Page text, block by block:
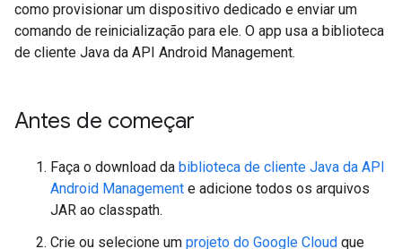
como provisionar um dispositivo dedicado e enviar um
comando de reinicialização para ele. O app usa a biblioteca
de cliente Java da API Android Management.
Antes de começar
Faça o download da biblioteca de cliente Java da API
Android Management e adicione todos os arquivos
JAR ao classpath.
Crie ou selecione um projeto do Google Cloud que